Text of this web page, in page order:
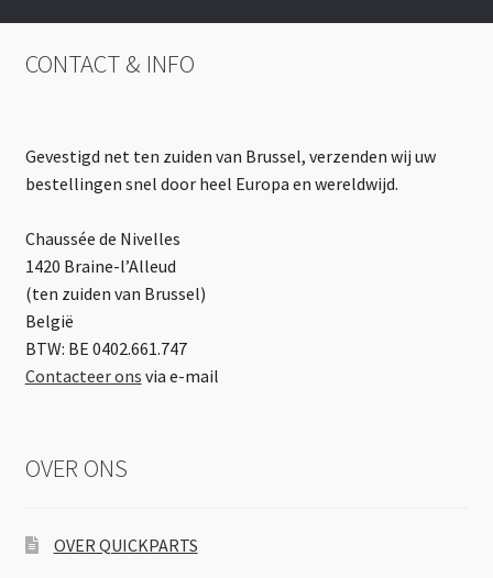
CONTACT & INFO
Gevestigd net ten zuiden van Brussel, verzenden wij uw
bestellingen snel door heel Europa en wereldwijd.
Chaussée de Nivelles
1420 Braine-l’Alleud
(ten zuiden van Brussel)
België
BTW: BE 0402.661.747
Contacteer ons via e-mail
OVER ONS
OVER QUICKPARTS